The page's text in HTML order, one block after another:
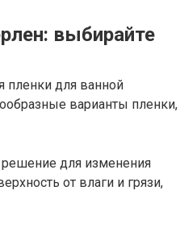
выбирайте
для ванной
варианты пленки,
для изменения
от влаги и грязи,